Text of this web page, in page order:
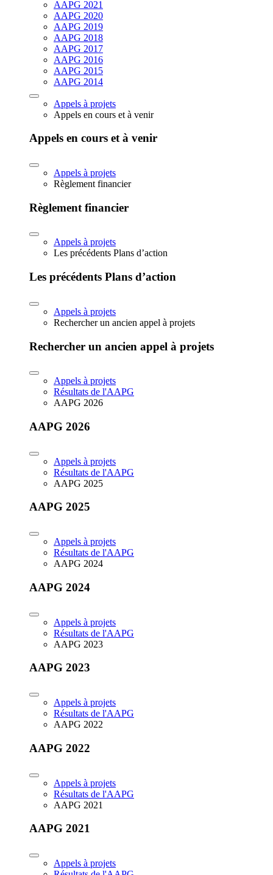
AAPG 2021
AAPG 2020
AAPG 2019
AAPG 2018
AAPG 2017
AAPG 2016
AAPG 2015
AAPG 2014
Appels à projets
Appels en cours et à venir
Appels en cours et à venir
Appels à projets
Règlement financier
Règlement financier
Appels à projets
Les précédents Plans d’action
Les précédents Plans d’action
Appels à projets
Rechercher un ancien appel à projets
Rechercher un ancien appel à projets
Appels à projets
Résultats de l'AAPG
AAPG 2026
AAPG 2026
Appels à projets
Résultats de l'AAPG
AAPG 2025
AAPG 2025
Appels à projets
Résultats de l'AAPG
AAPG 2024
AAPG 2024
Appels à projets
Résultats de l'AAPG
AAPG 2023
AAPG 2023
Appels à projets
Résultats de l'AAPG
AAPG 2022
AAPG 2022
Appels à projets
Résultats de l'AAPG
AAPG 2021
AAPG 2021
Appels à projets